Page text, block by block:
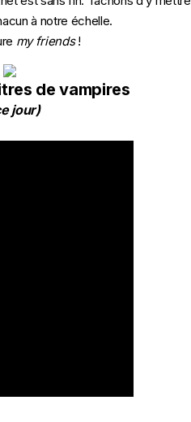
à notre échelle.
my friends!
de vampires
jour)